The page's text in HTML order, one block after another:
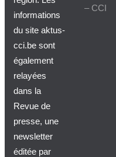
informations
du site aktus-
cci.be sont
également
relayées
dans la
Revue de
presse, une
newsletter
éditée par
– CCI